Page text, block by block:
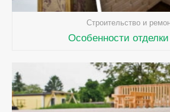
Строительство и
Особенности